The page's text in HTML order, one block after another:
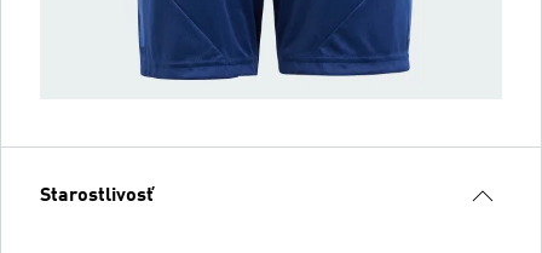
Starostlivosť